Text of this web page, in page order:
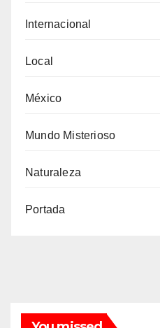
Internacional
Local
México
Mundo Misterioso
Naturaleza
Portada